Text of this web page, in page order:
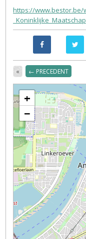
https://www.bestor.be/
« ← PRECEDENT
+
−